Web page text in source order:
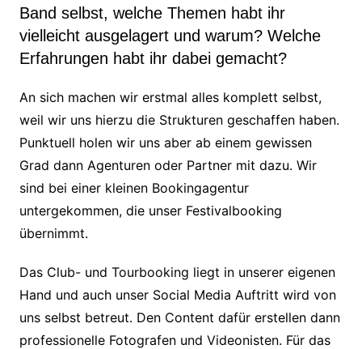
Band selbst, welche Themen habt ihr
vielleicht ausgelagert und warum? Welche
Erfahrungen habt ihr dabei gemacht?
An sich machen wir erstmal alles komplett selbst,
weil wir uns hierzu die Strukturen geschaffen haben.
Punktuell holen wir uns aber ab einem gewissen
Grad dann Agenturen oder Partner mit dazu. Wir
sind bei einer kleinen Bookingagentur
untergekommen, die unser Festivalbooking
übernimmt.
Das Club- und Tourbooking liegt in unserer eigenen
Hand und auch unser Social Media Auftritt wird von
uns selbst betreut. Den Content dafür erstellen dann
professionelle Fotografen und Videonisten. Für das